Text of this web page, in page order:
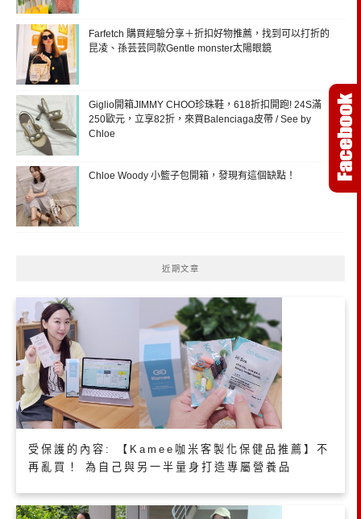
Farfetch 購買經驗分享＋折扣好物推薦，找到可以打折的
昆凌、孫芸芸同款Gentle monster太陽眼鏡
Giglio開箱JIMMY CHOO珍珠鞋，618折扣開跑! 24S滿
250歐元，立享82折，來買Balenciaga皮帶 / See by
Chloe
Chloe Woody 小籃子包開箱，發現有這個缺點！
近期文章
受保護的內容: 【Kamee咖米客製化保健品推薦】不
再亂買！ 為自己與另一半量身打造專屬營養品